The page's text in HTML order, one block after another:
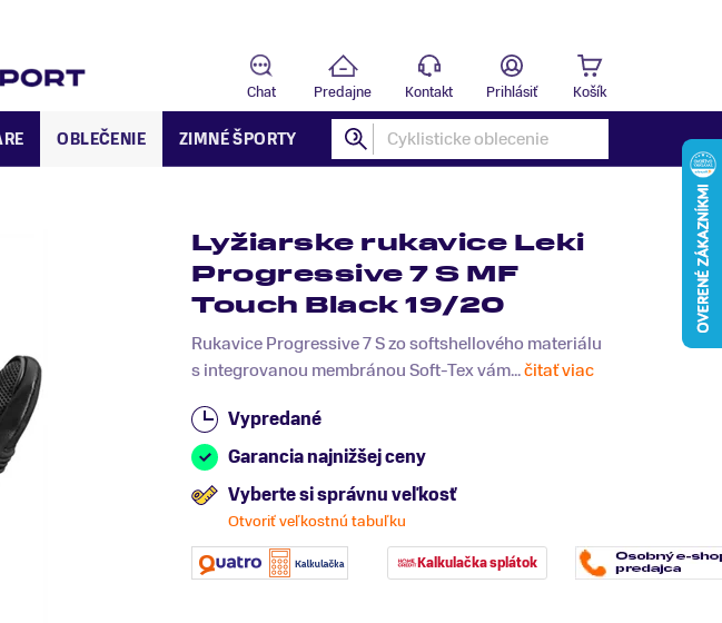
Chat Predajne Kontakt Prihlásiť Košík
OBLEČENIE ZIMNÉ ŠPORTY
Lyžiarske rukavice Leki
Progressive 7 S MF
Touch Black 19/20
Rukavice Progressive 7 S zo softshellového materiálu
s integrovanou membránou Soft-Tex vám...čitať viac
Vypredané
Garancia najnižšej ceny
Vyberte si správnu veľkosť
Otvoriť veľkostnú tabuľku
Kalkulačka splátok